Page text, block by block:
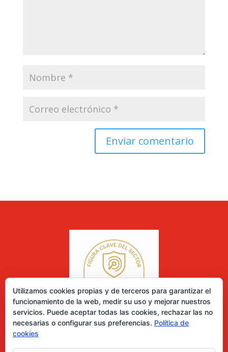
Utilizamos cookies propias y de terceros para garantizar el
funcionamiento de la web, medir su uso y mejorar nuestros
servicios. Puede aceptar todas las cookies, rechazar las no
necesarias o configurar sus preferencias. Política de
cookies